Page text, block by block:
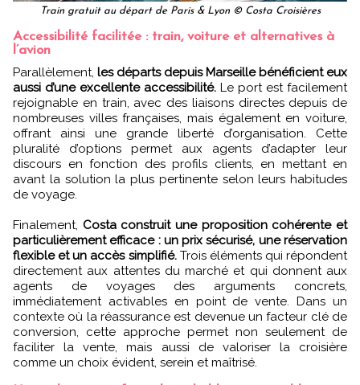
Train gratuit au départ de Paris & Lyon © Costa Croisières
Accessibilité facilitée : train, voiture et alternatives à
l’avion
Parallèlement, les départs depuis Marseille bénéficient eux
aussi d’une excellente accessibilité. Le port est facilement
rejoignable en train, avec des liaisons directes depuis de
nombreuses villes françaises, mais également en voiture,
offrant ainsi une grande liberté d’organisation. Cette
pluralité d’options permet aux agents d’adapter leur
discours en fonction des profils clients, en mettant en
avant la solution la plus pertinente selon leurs habitudes
de voyage.
Finalement, Costa construit une proposition cohérente et
particulièrement efficace : un prix sécurisé, une réservation
flexible et un accès simplifié.Trois éléments qui répondent
directement aux attentes du marché et qui donnent aux
agents de voyages des arguments concrets,
immédiatement activables en point de vente. Dans un
contexte où la réassurance est devenue un facteur clé de
conversion, cette approche permet non seulement de
faciliter la vente, mais aussi de valoriser la croisière
comme un choix évident, serein et maîtrisé.